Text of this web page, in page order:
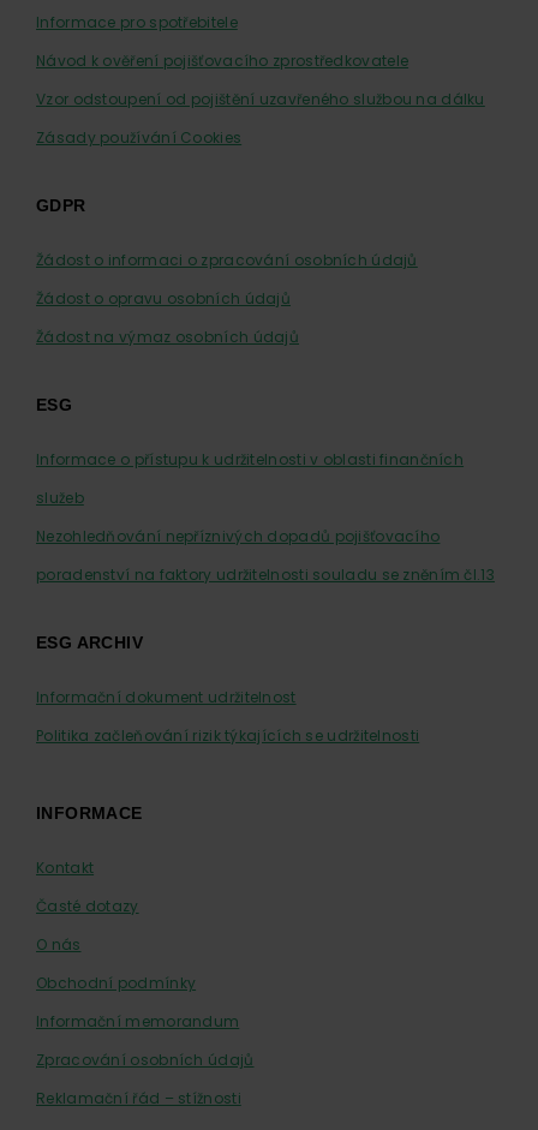
Informace pro spotřebitele
Návod k ověření pojišťovacího zprostředkovatele
Vzor odstoupení od pojištění uzavřeného službou na dálku
Zásady používání Cookies
GDPR
Žádost o informaci o zpracování osobních údajů
Žádost o opravu osobních údajů
Žádost na výmaz osobních údajů
ESG
Informace o přístupu k udržitelnosti v oblasti finančních
služeb
Nezohledňování nepříznivých dopadů pojišťovacího
poradenství na faktory udržitelnosti souladu se zněním čl.13
ESG ARCHIV
Informační dokument udržitelnost
Politika začleňování rizik týkajících se udržitelnosti
INFORMACE
Kontakt
Časté dotazy
O nás
Obchodní podmínky
Informační memorandum
Zpracování osobních údajů
Reklamační řád – stížnosti